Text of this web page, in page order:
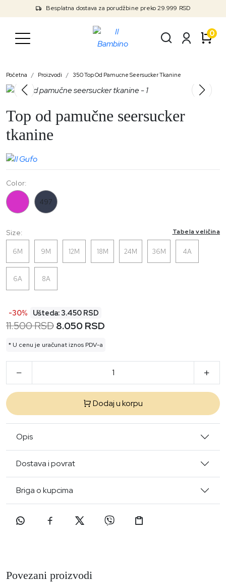
Besplatna dostava za porudžbine preko 29.999 RSD
0
Početna Proizvodi 350 Top Od Pamucne Seersucker Tkanine
Top od pamučne seersucker
tkanine
Size: Tabela veličina
6M 9M 12M 18M 24M 36M 4A
6A 8A
Color:
497
-30% Ušteda: 3.450 RSD
11.500 RSD8.050 RSD
* U cenu je uračunat iznos PDV-a
Dodaj u korpu
Opis
Dostava i povrat
Briga o kupcima
Povezani proizvodi